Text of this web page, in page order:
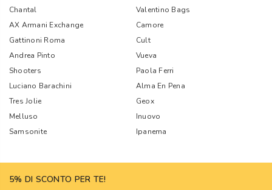
Chantal
Valentino Bags
AX Armani Exchange
Camore
Gattinoni Roma
Cult
Andrea Pinto
Vueva
Shooters
Paola Ferri
Luciano Barachini
Alma En Pena
Tres Jolie
Geox
Melluso
Inuovo
Samsonite
Ipanema
5% DI SCONTO PER TE!